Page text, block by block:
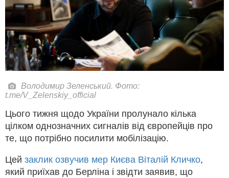
Володимир Зеленський. Фото:
t.me/V_Zelenskiy_official
Цього тижня щодо України пролунало кілька
цілком однозначних сигналів від європейців про
те, що потрібно посилити мобілізацію.
Цей заклик озвучив мер Києва Віталій Кличко,
який приїхав до Берліна і звідти заявив, що